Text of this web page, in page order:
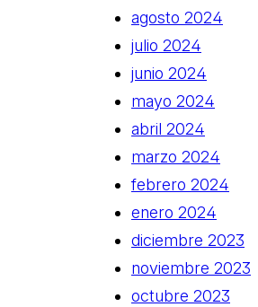
agosto 2024
julio 2024
junio 2024
mayo 2024
abril 2024
marzo 2024
febrero 2024
enero 2024
diciembre 2023
noviembre 2023
octubre 2023